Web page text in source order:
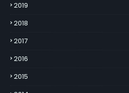
2019
2018
2017
2016
2015